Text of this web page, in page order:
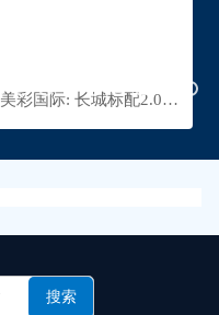
美彩国际: 长城标配2.0胀
断连杆总成
搜索